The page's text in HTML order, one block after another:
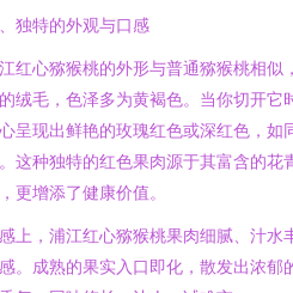
独特的外观与口感
红心猕猴桃的外形与普通猕猴桃相似
绒毛，色泽多为黄褐色。当你切开它
呈现出鲜艳的玫瑰红色或深红色，如
这种独特的红色果肉源于其富含的花
更增添了健康价值。
上，浦江红心猕猴桃果肉细腻、汁水
。成熟的果实入口即化，散发出浓郁